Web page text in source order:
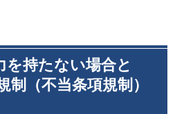
を持たない場合と
制（不当条項規制）